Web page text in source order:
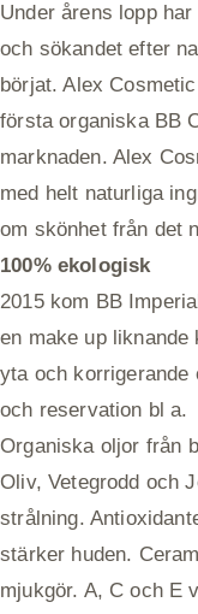
Under årens lopp
och sökandet efter
börjat. Alex
första organiska BB
marknaden. Alex
med helt naturliga
om skönhet från det
100% ekologisk
2015 kom BB
en make up
yta och korrigerande
och reservation bl a.
Organiska oljor från
Oliv, Vetegrodd och
strålning.
stärker huden.
mjukgör. A, C och E